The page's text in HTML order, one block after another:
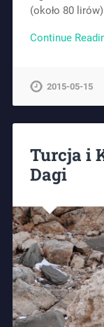
(około 80
Continue
2015-05-15
Turcja i
Dagi